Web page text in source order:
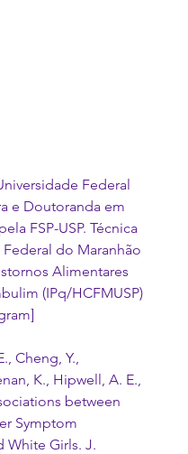
Federal
e Doutoranda em
FSP-USP. Técnica
do Maranhão
Alimentares
(IPq/HCFMUSP)
]
Cheng, Y.,
K., Hipwell, A. E.,
between
Symptom
White Girls. J.